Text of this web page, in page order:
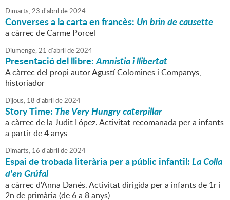
Dimarts,23 d'abril de2024
Converses a la carta en francès: Un brin de causette
a càrrec de Carme Porcel
Diumenge,21 d'abril de2024
Presentació del llibre:Amnistia i llibertat
A càrrec del propi autor Agustí Colomines i Companys,
historiador
Dijous, 18 d'abril de2024
Story Time: The Very Hungry caterpillar
a càrrec de la Judit López. Activitat recomanada per a infants
a partir de 4 anys
Dimarts, 16 d'abril de2024
Espai de trobada literària per a públic infantil:La Colla
d'en Grúfal
a càrrec d'Anna Danés. Activitat dirigida per a infants de 1r i
2n de primària (de 6 a 8 anys)